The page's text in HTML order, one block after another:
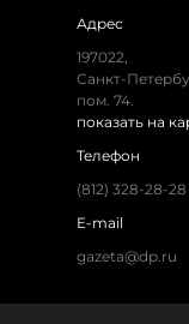
Адрес
197022,
Санкт-
пом. 74.
показать на
Телефон
(812) 328-28-28
E-mail
gazeta@dp.ru